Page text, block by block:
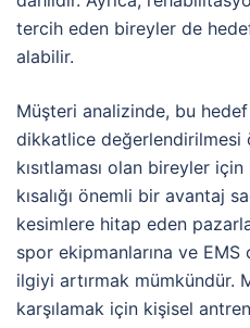
tercih eden bireyler de
alabilir.
Müşteri analizinde, bu
dikkatlice değerlendirilmesi
kısıtlaması olan bireyler
kısalığı önemli bir avantaj
kesimlere hitap eden
spor ekipmanlarına ve EMS
ilgiyi artırmak mümkündür.
karşılamak için kişisel